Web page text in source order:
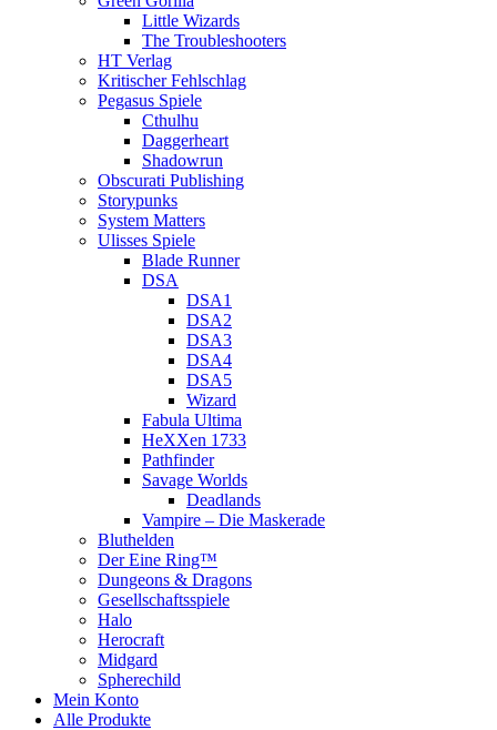
Little Wizards
The Troubleshooters
HT Verlag
Kritischer Fehlschlag
Pegasus Spiele
Cthulhu
Daggerheart
Shadowrun
Obscurati Publishing
Storypunks
System Matters
Ulisses Spiele
Blade Runner
DSA
DSA1
DSA2
DSA3
DSA4
DSA5
Wizard
Fabula Ultima
HeXXen 1733
Pathfinder
Savage Worlds
Deadlands
Vampire – Die Maskerade
Bluthelden
Der Eine Ring™
Dungeons & Dragons
Gesellschaftsspiele
Halo
Herocraft
Midgard
Spherechild
Mein Konto
Alle Produkte